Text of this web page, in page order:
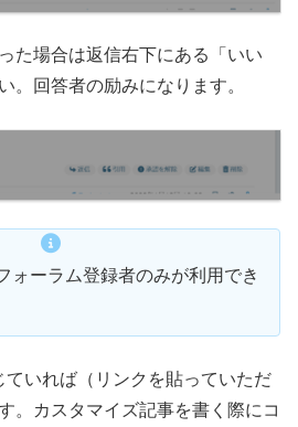
た場合は返信右下にある「いい
。回答者の励みになります。
ォーラム登録者のみが利用でき
ていれば（リンクを貼っていただ
。カスタマイズ記事を書く際にコ